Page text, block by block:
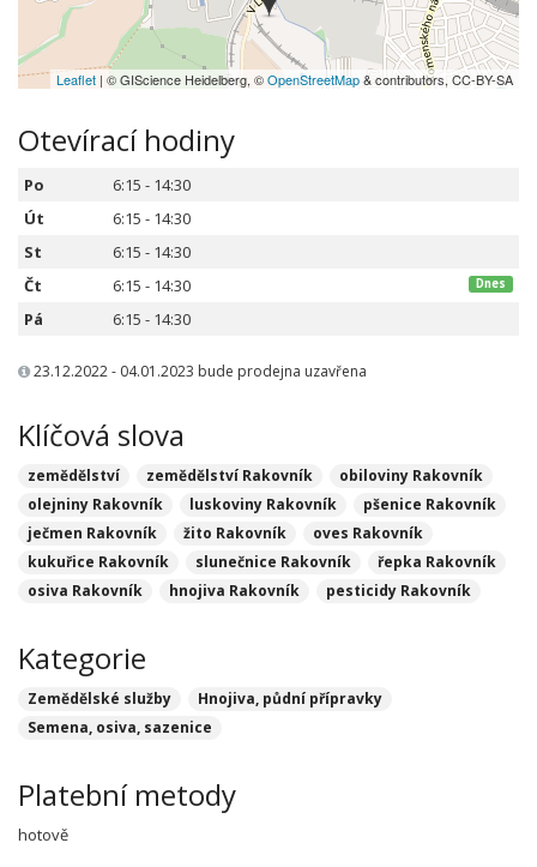
Leaflet | © GIScience Heidelberg, ©OpenStreetMap& contributors, CC-BY-SA
Otevírací hodiny
Po
6:15 - 14:30
Út
6:15 - 14:30
St
6:15 - 14:30
Čt
6:15 - 14:30 Dnes
Pá 6:15 - 14:30
23.12.2022 - 04.01.2023 bude prodejna uzavřena
Klíčová slova
zemědělství zemědělství Rakovník
obiloviny Rakovník
olejniny Rakovník
luskoviny Rakovník
pšenice Rakovník
ječmen Rakovník
žito Rakovník
oves Rakovník
kukuřice Rakovník
slunečnice Rakovník
řepka Rakovník
osiva Rakovník
hnojiva Rakovník pesticidy Rakovník
Kategorie
Zemědělské služby
Hnojiva, půdní přípravky
Semena, osiva, sazenice
Platební metody
hotově